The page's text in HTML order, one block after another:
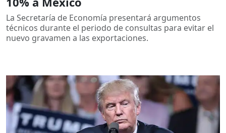
La Secretaría de Economía presentará argumentos
técnicos durante el periodo de consultas para evitar el
nuevo gravamen a las exportaciones.